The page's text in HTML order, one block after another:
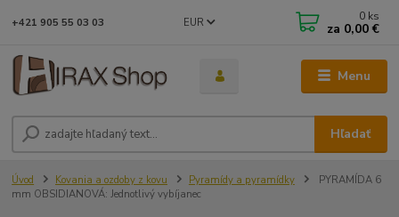
Menu
EUR
Hľadať
+421 905 55 03 03 0 ks
za 0,00 €
Úvod Kovania a ozdoby z kovu Pyramídy a pyramídky
PYRAMÍDA 6
mm OBSIDIANOVÁ: Jednotlivý vybíjanec